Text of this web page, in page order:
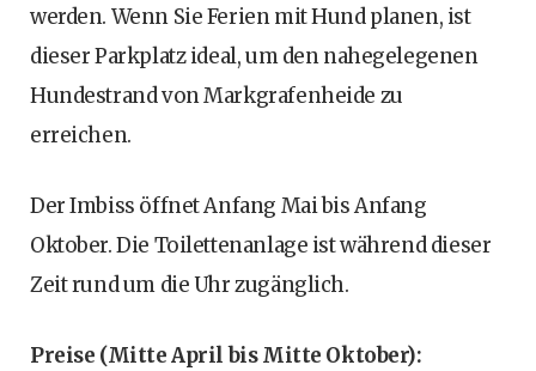
werden. Wenn Sie Ferien mit Hund planen, ist
dieser Parkplatz ideal, um den nahegelegenen
Hundestrand von Markgrafenheide zu
erreichen.
Der Imbiss öffnet Anfang Mai bis Anfang
Oktober. Die Toilettenanlage ist während dieser
Zeit rund um die Uhr zugänglich.
Preise (Mitte April bis Mitte Oktober):